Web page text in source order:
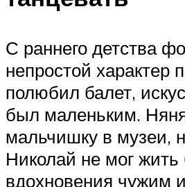
С раннего детства
непростой характер
полюбил балет,
был маленьким.
мальчишку в музеи,
Николай не мог жить
вдохновения чужим